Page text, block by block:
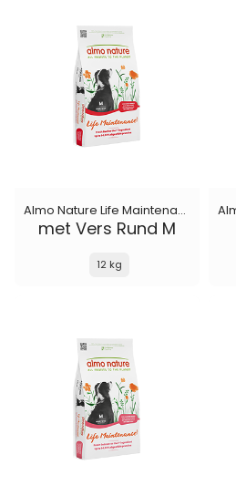
Almo Nature Life Maintenance
met Vers Rund M
12 kg